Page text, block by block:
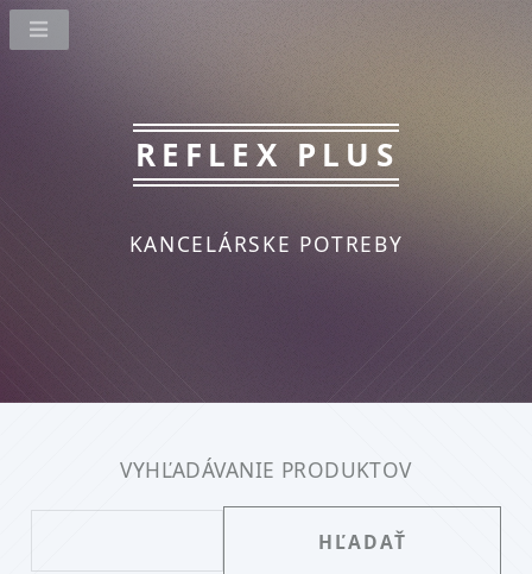
REFLEX PLUS
KANCELÁRSKE POTREBY
VYHĽADÁVANIE PRODUKTOV